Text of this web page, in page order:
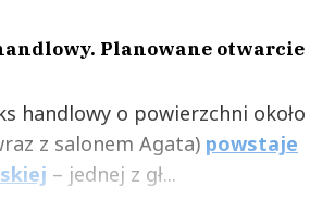
Planowane otwarcie
handlowy o powierzchni około
z salonem Agata) powstaje
– jednej z gł...